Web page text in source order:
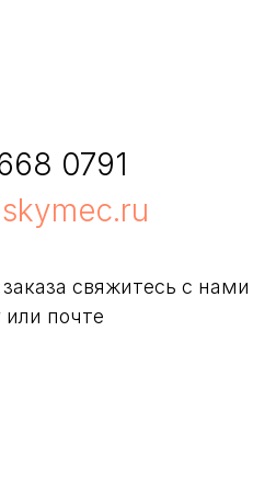
0791
свяжитесь с нами
или почте